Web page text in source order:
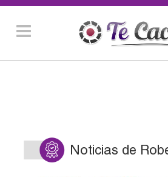
Noticias de